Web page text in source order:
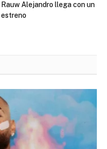
Rauw Alejandro llega con un
estreno